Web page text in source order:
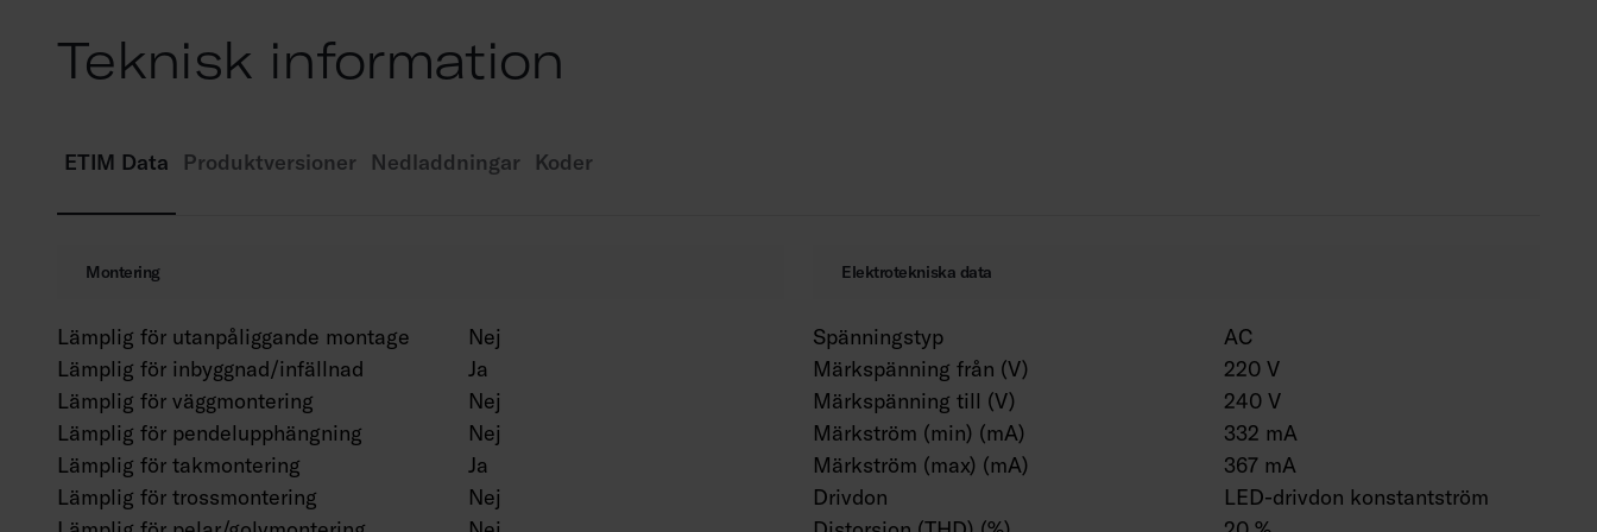
Teknisk information
ETIM Data Produktversioner Nedladdningar Koder
Montering
Lämplig för utanpåliggande montage
Nej
Lämplig för inbyggnad/infällnad
Ja
Lämplig för väggmontering
Nej
Lämplig för pendelupphängning
Nej
Lämplig för takmontering
Ja
Lämplig för trossmontering
Nej
Elektrotekniska data
Spänningstyp
AC
Märkspänning från (V)
220 V
Märkspänning till (V)
240 V
Märkström (min) (mA)
332 mA
Märkström (max) (mA)
367 mA
Drivdon
LED-drivdon konstantström